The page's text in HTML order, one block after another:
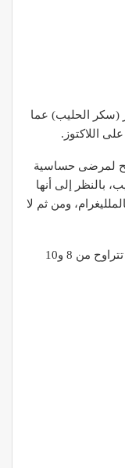
(سكر الحليب) عما
اللاكتوز.
لمرضى حساسية
بالنظر إلى أنها
ومن ثم لا
ويمكن للمرضى عادةً تحمل ‫اللاكتوز بكمية تتراوح من 8 و10